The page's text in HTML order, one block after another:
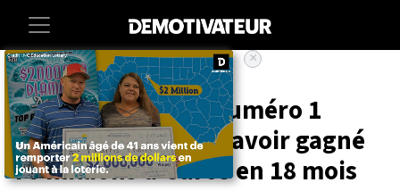
Accueil Societe Lifestyle
Sophie Rain, star numéro 1
d'OnlyFans, révèle avoir gagné
70 millions d'euros en 18 mois
×